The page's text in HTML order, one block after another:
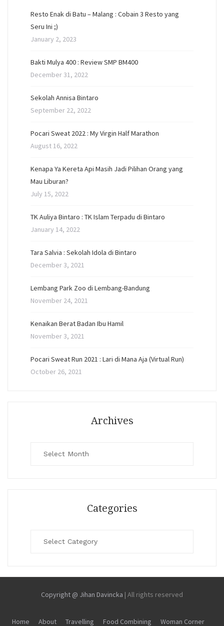
Resto Enak di Batu – Malang : Cobain 3 Resto yang
Seru Ini ;)
January 2, 2023
Bakti Mulya 400 : Review SMP BM400
December 31, 2022
Sekolah Annisa Bintaro
September 22, 2022
Pocari Sweat 2022 : My Virgin Half Marathon
August 16, 2022
Kenapa Ya Kereta Api Masih Jadi Pilihan Orang yang
Mau Liburan?
July 15, 2022
TK Auliya Bintaro : TK Islam Terpadu di Bintaro
January 14, 2022
Tara Salvia : Sekolah Idola di Bintaro
December 3, 2021
Lembang Park Zoo di Lembang-Bandung
November 24, 2021
Kenaikan Berat Badan Ibu Hamil
November 3, 2021
Pocari Sweat Run 2021 : Lari di Mana Aja (Virtual Run)
October 26, 2021
Archives
Categories
Copyright @ Jihan Davincka | All rights reserved
Home About Travelling Food Combining Woman Corner